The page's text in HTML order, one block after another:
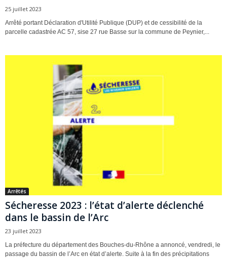
25 juillet 2023
Arrêté portant Déclaration d'Utilité Publique (DUP) et de cessibilité de la
parcelle cadastrée AC 57, sise 27 rue Basse sur la commune de Peynier,...
Arrêtés
Sécheresse 2023 : l’état d’alerte déclenché
dans le bassin de l’Arc
23 juillet 2023
La préfecture du département des Bouches-du-Rhône a annoncé, vendredi, le
passage du bassin de l’Arc en état d’alerte. Suite à la fin des précipitations